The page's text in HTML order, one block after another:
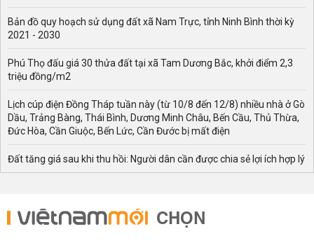
Bản đồ quy hoạch sử dụng đất xã Nam Trực, tỉnh Ninh Bình thời kỳ
2021 - 2030
Phú Thọ đấu giá 30 thửa đất tại xã Tam Dương Bắc, khởi điểm 2,3
triệu đồng/m2
Lịch cúp điện Đồng Tháp tuần này (từ 10/8 đến 12/8) nhiều nhà ở Gò
Dầu, Trảng Bàng, Thái Bình, Dương Minh Châu, Bến Cầu, Thủ Thừa,
Đức Hòa, Cần Giuộc, Bến Lức, Cần Đước bị mất điện
Đất tăng giá sau khi thu hồi: Người dân cần được chia sẻ lợi ích hợp lý
CHỌN